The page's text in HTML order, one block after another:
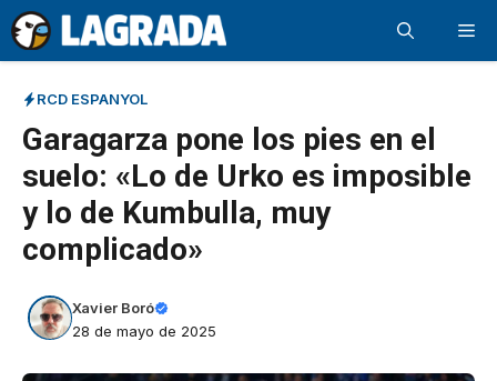
Saltar
al
contenido
RCD ESPANYOL
Garagarza pone los pies en el
suelo: «Lo de Urko es imposible
y lo de Kumbulla, muy
complicado»
Xavier Boró
28 de mayo de 2025